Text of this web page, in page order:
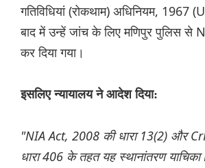
गतिविधियां (रोकथाम) अधिनियम, 1967
बाद में उन्हें जांच के लिए मणिपुर पुलिस से
कर दिया गया।
इसलिए न्यायालय ने आदेश दिया:
"NIA Act, 2008 की धारा 13(2) और
धारा 406 के तहत यह स्थानांतरण